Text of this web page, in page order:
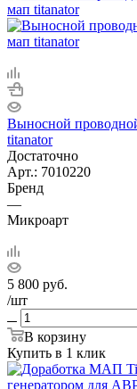
Выносной
titanator
Достаточно
Арт.: 7010220
Бренд
—
Микроарт
5 800 руб.
/шт
В корзину
Купить в 1 клик